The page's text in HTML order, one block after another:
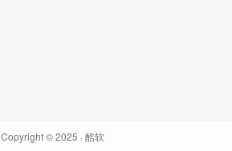
Copyright © 2025 ·酷软